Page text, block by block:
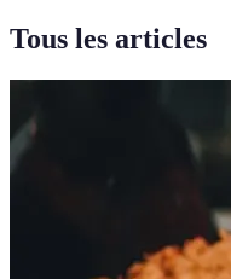
Tous les articles